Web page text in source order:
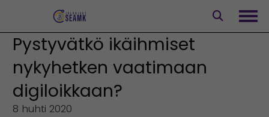
Pystyvätkö ikäihmiset
nykyhetken vaatimaan
digiloikkaan?
8 huhti 2020